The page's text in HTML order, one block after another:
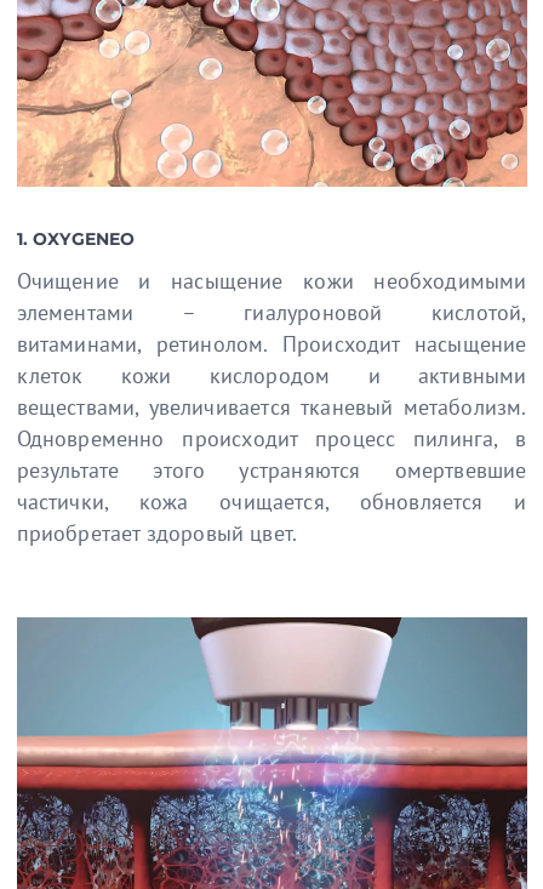
1. OXYGENEO
Очищение и насыщение кожи необходимыми
элементами – гиалуроновой кислотой,
витаминами, ретинолом. Происходит насыщение
клеток кожи кислородом и активными
веществами, увеличивается тканевый метаболизм.
Одновременно происходит процесс пилинга, в
результате этого устраняются омертвевшие
частички, кожа очищается, обновляется и
приобретает здоровый цвет.